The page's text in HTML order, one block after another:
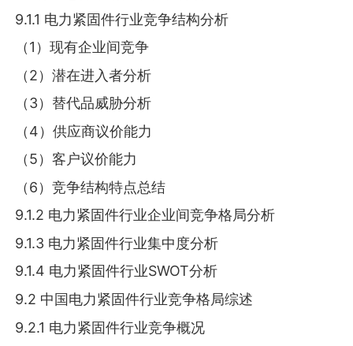
9.1.1 电力紧固件行业竞争结构分析
（1）现有企业间竞争
（2）潜在进入者分析
（3）替代品威胁分析
（4）供应商议价能力
（5）客户议价能力
（6）竞争结构特点总结
9.1.2 电力紧固件行业企业间竞争格局分析
9.1.3 电力紧固件行业集中度分析
9.1.4 电力紧固件行业SWOT分析
9.2 中国电力紧固件行业竞争格局综述
9.2.1 电力紧固件行业竞争概况